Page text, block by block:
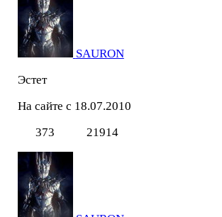
SAURON
Эстет
На сайте с 18.07.2010
373
21914